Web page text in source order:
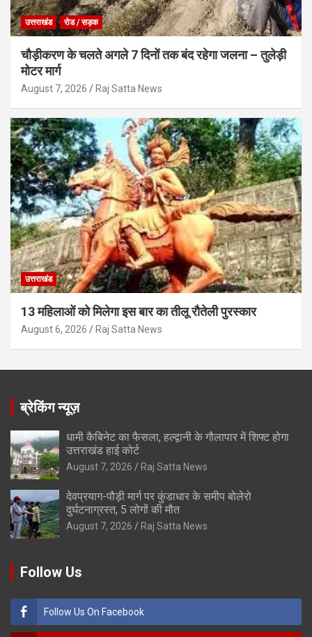
उत्तराखंड रोड / सड़क
चौड़ीकरण के चलते अगले 7 दिनों तक बंद रहेगा जलना – तुलेड़ी
मोटर मार्ग
August 7, 2026 Raj Satta News
उत्तराखंड
13 महिलाओं को मिलेगा इस बार का तीलू रौतेली पुरस्कार
August 6, 2026 Raj Satta News
ब्रेकिंग न्यूज़
धामी कैबिनेट का फैसला, हल्द्वानी के गौलापार में शिफ्ट होगा
उत्तराखंड हाई कोर्ट
August 7, 2026 Raj Satta News
देवप्रयाग-पौड़ी मार्ग पर कुंडाधार के समीप बोलेरो
दुर्घटनाग्रस्त, 5 लोगों की मौत
August 7, 2026 Raj Satta News
Follow Us
Follow Us On Facebook